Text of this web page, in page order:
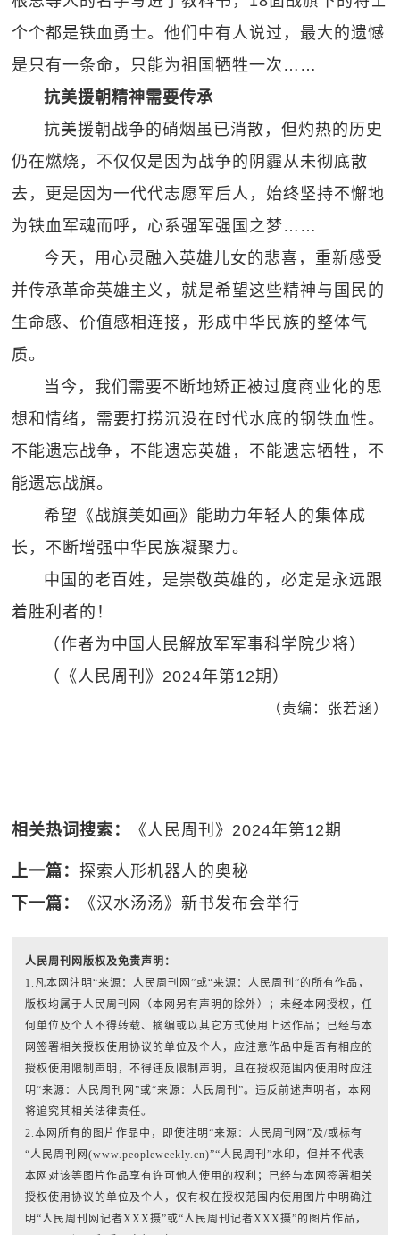
个个都是铁血勇士。他们中有人说过，最大的遗憾
是只有一条命，只能为祖国牺牲一次……
抗美援朝精神需要传承
抗美援朝战争的硝烟虽已消散，但灼热的历史
仍在燃烧，不仅仅是因为战争的阴霾从未彻底散
去，更是因为一代代志愿军后人，始终坚持不懈地
为铁血军魂而呼，心系强军强国之梦……
今天，用心灵融入英雄儿女的悲喜，重新感受
并传承革命英雄主义，就是希望这些精神与国民的
生命感、价值感相连接，形成中华民族的整体气
质。
当今，我们需要不断地矫正被过度商业化的思
想和情绪，需要打捞沉没在时代水底的钢铁血性。
不能遗忘战争，不能遗忘英雄，不能遗忘牺牲，不
能遗忘战旗。
希望《战旗美如画》能助力年轻人的集体成
长，不断增强中华民族凝聚力。
中国的老百姓，是崇敬英雄的，必定是永远跟
着胜利者的！
（作者为中国人民解放军军事科学院少将）
（《人民周刊》2024年第12期）
（责编：张若涵）
相关热词搜索： 《人民周刊》2024年第12期
上一篇：探索人形机器人的奥秘
下一篇：
《汉水汤汤》新书发布会举行
人民周刊网版权及免责声明：
1.凡本网注明“来源：人民周刊网”或“来源：人民周刊”的所有作品，
版权均属于人民周刊网（本网另有声明的除外）；未经本网授权，任
何单位及个人不得转载、摘编或以其它方式使用上述作品；已经与本
网签署相关授权使用协议的单位及个人，应注意作品中是否有相应的
授权使用限制声明，不得违反限制声明，且在授权范围内使用时应注
明“来源：人民周刊网”或“来源：人民周刊”。违反前述声明者，本网
将追究其相关法律责任。
2.本网所有的图片作品中，即使注明“来源：人民周刊网”及/或标有
“人民周刊网(www.peopleweekly.cn)”“人民周刊”水印，但并不代表
本网对该等图片作品享有许可他人使用的权利；已经与本网签署相关
授权使用协议的单位及个人，仅有权在授权范围内使用图片中明确注
明“人民周刊网记者XXX摄”或“人民周刊记者XXX摄”的图片作品，